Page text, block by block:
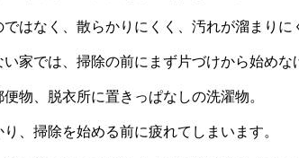
はなく、散らかりにくく、汚れが溜まりに
家では、掃除の前にまず片づけから始めな
物、脱衣所に置きっぱなしの洗濯物。
、掃除を始める前に疲れてしまいます。